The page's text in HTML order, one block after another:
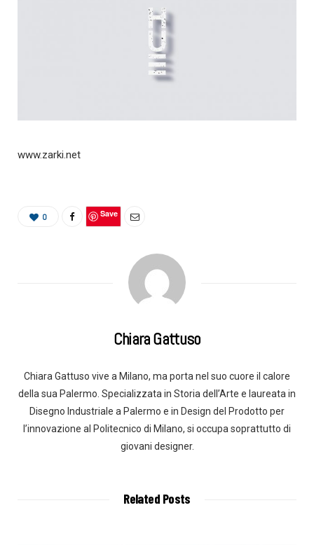
www.zarki.net
0 Save
Chiara Gattuso
Chiara Gattuso vive a Milano, ma porta nel suo cuore il calore
della sua Palermo. Specializzata in Storia dell’Arte e laureata in
Disegno Industriale a Palermo e in Design del Prodotto per
l’innovazione al Politecnico di Milano, si occupa soprattutto di
giovani designer.
Related Posts